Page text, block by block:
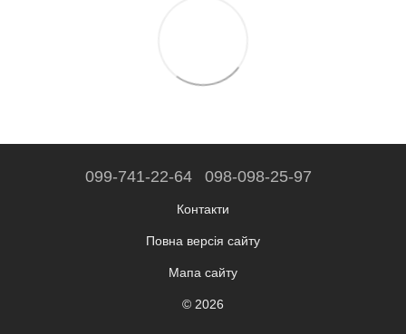
099-741-22-64 098-098-25-97
Контакти
Повна версія сайту
Мапа сайту
© 2026